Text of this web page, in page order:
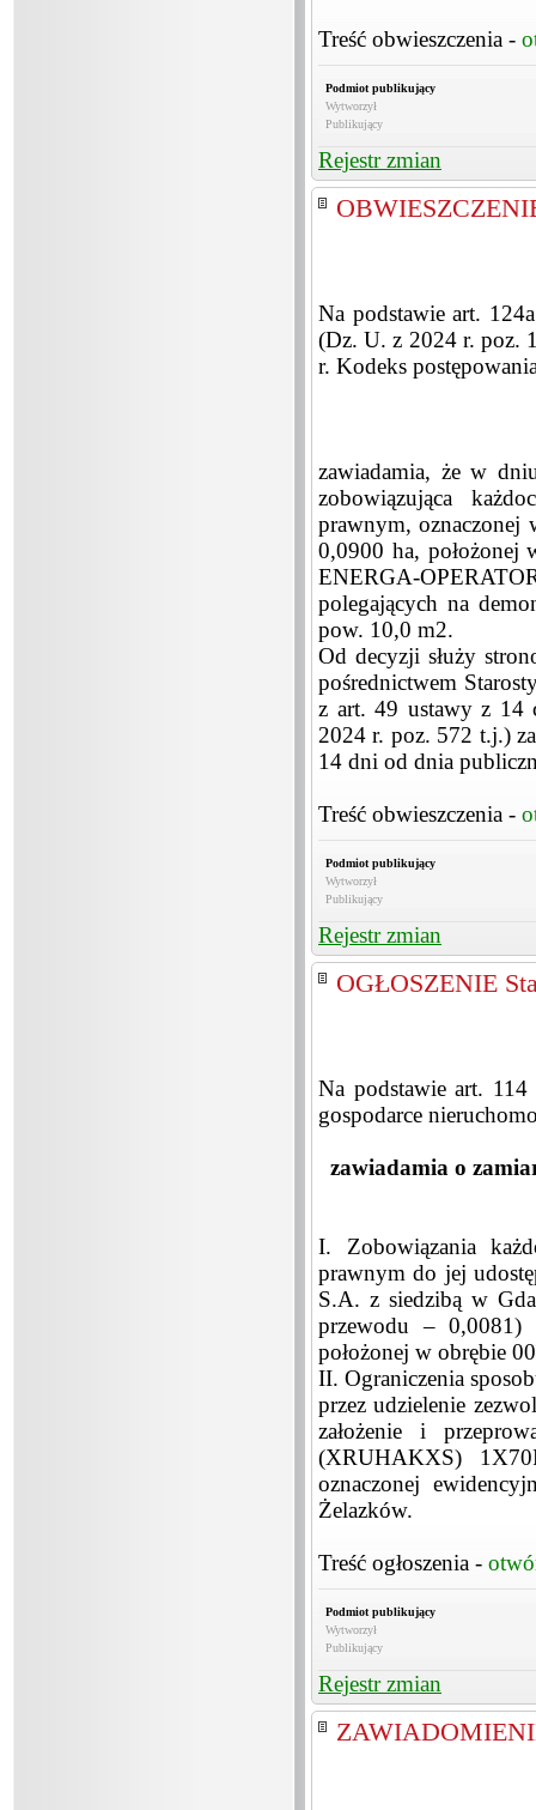
Treść obwieszczenia -
Podmiot publikujący
Wytworzył
Publikujący
Rejestr zmian
Na podstawie art.
(Dz. U. z 2024 r. poz.
r. Kodeks
zawiadamia, że w
zobowiązująca
prawnym,
0,0900 ha, położonej
ENERGA-
polegających na
pow. 10,0 m2.
Od decyzji służy
pośrednictwem
z art. 49 ustawy z 14
2024 r. poz. 572 t.j.)
14 dni od dnia
Treść obwieszczenia -
Podmiot publikujący
Wytworzył
Publikujący
Rejestr zmian
OGŁOSZENIE
Na podstawie art.
gospodarce
zawiadamia o
I. Zobowiązania
prawnym do jej
S.A. z siedzibą w
przewodu – 0,0081)
położonej w obrębie
II. Ograniczenia
przez udzielenie
założenie i
(XRUHAKXS)
oznaczonej
Żelazków.
Treść ogłoszenia -
Podmiot publikujący
Wytworzył
Publikujący
Rejestr zmian